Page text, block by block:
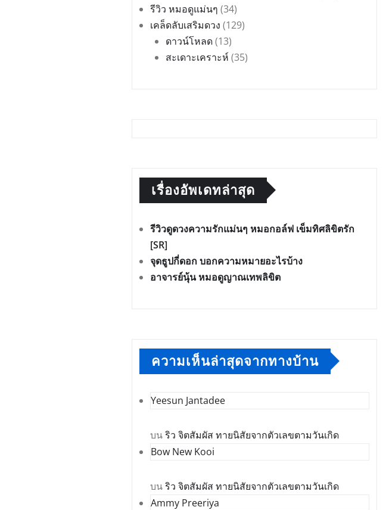
รีวิว หมอดูแม่นๆ (34)
เคล็ดลับเสริมดวง (129)
ดาวน์โหลด(13)
สะเดาะเคราะห์ (35)
เรื่องอัพเดทล่าสุด
รีวิวดูดวงความรักแม่นๆ หมอกอล์ฟ เข็มทิศลิขิตรัก
[SR]
จุดธูปกี่ดอก บอกความหมายอะไรบ้าง
อาจารย์นุ้น หมอดูญาณเทพลิขิต
ความเห็นล่าสุดจากทางบ้าน
Yeesun Jantadee
บนริว จิตสัมผัส ทายนิสัยจากตัวเลขตามวันเกิด
Bow New Kooi
บนริว จิตสัมผัส ทายนิสัยจากตัวเลขตามวันเกิด
Ammy Preeriya